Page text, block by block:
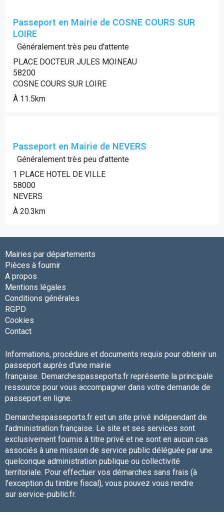
Passeport en Mairie de COSNE COURS SUR
LOIRE
Généralement très peu d'attente
PLACE DOCTEUR JULES MOINEAU
58200
COSNE COURS SUR LOIRE
À 11.5km
Passeport en Mairie de NEVERS
Généralement très peu d'attente
1 PLACE HOTEL DE VILLE
58000
NEVERS
À 20.3km
Mairies par départements
Pièces à fournir
A propos
Mentions légales
Conditions générales
RGPD
Cookies
Contact
Informations, procédure et documents requis pour obtenir un
passeport auprès d'une mairie
française. Demarchespasseports.fr représente la principale
ressource pour vous accompagner dans votre demande de
passeport en ligne.
Demarchespasseports.fr est un site privé indépendant de
l'administration française. Le site et ses services sont
exclusivement fournis à titre privé et ne sont en aucun cas
associés à une mission de service public déléguée par une
quelconque administration publique ou collectivité
territoriale. Pour effectuer vos démarches sans frais (à
l'exception du timbre fiscal), vous pouvez vous rendre
sur service-public.fr.